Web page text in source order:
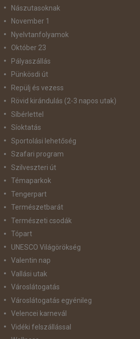
Nászutasoknak
November 1
Nyelvtanfolyamok
Október 23
Pályaszállás
Pünkösdi út
Repülj és vezess
Rövid kirándulás (2-3 napos utak)
Síbérlettel
Síoktatás
Sportolási lehetőség
Szafari program
Szilveszteri út
Témaparkok
Tengerpart
Természetbarát
Természeti csodák
Tópart
UNESCO Világörökség
Valentin nap
Vallási utak
Városlátogatás
Városlátogatás egyénileg
Velencei karnevál
Vidéki felszállással